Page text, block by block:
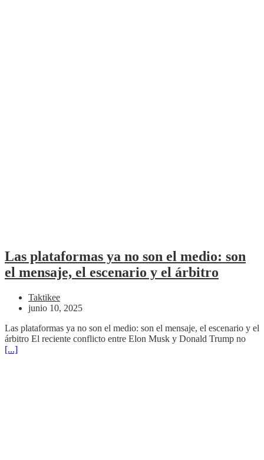
Las plataformas ya no son el medio: son
el mensaje, el escenario y el árbitro
Taktikee
junio 10, 2025
Las plataformas ya no son el medio: son el mensaje, el escenario y el
árbitro El reciente conflicto entre Elon Musk y Donald Trump no
[...]